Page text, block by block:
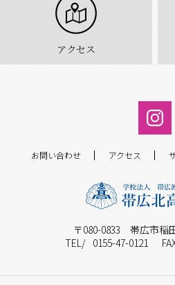
2025.04.22
高円宮杯U18サッカー2025北海道
第36回全道U-17フットサル大会に出
2025.02.07
高体連十勝大会12連覇 29年連続の
アクセス
お問い合わせ アクセス
〒080-0833 帯広市稲
0155-47-0121